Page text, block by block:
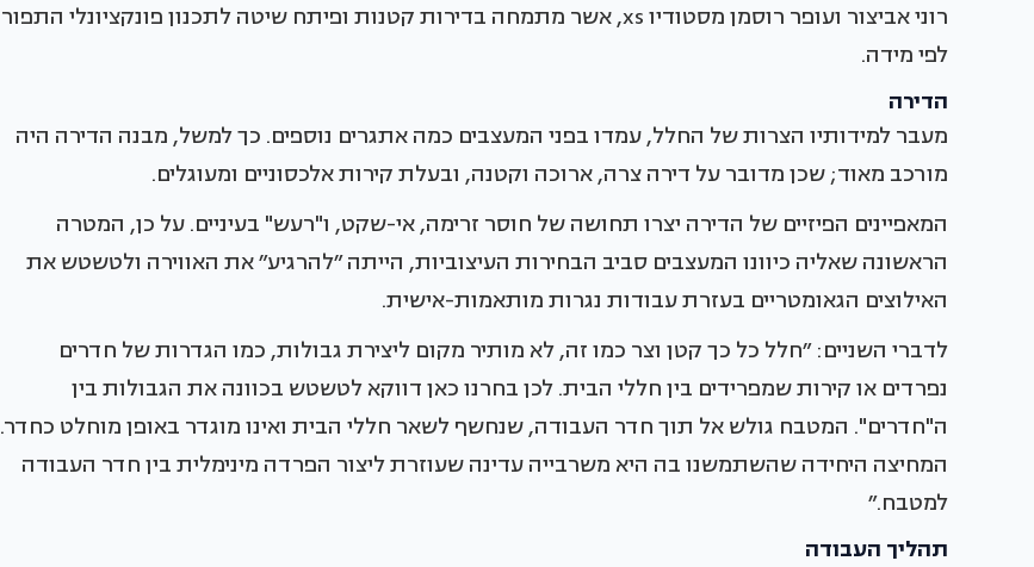
רוני אביצור ועופר רוסמן מסטודיו xs, אשר מתמחה בדירות קטנות ופיתח שיטה לתכנון פונקציונלי התפור
לפי מידה.
הדירה
מעבר למידותיו הצרות של החלל, עמדו בפני המעצבים כמה אתגרים נוספים. כך למשל, מבנה הדירה היה
מורכב מאוד; שכן מדובר על דירה צרה, ארוכה וקטנה, ובעלת קירות אלכסוניים ומעוגלים.
המאפיינים הפיזיים של הדירה יצרו תחושה של חוסר זרימה, אי-שקט, ו"רעש" בעיניים. על כן, המטרה
הראשונה שאליה כיוונו המעצבים סביב הבחירות העיצוביות, הייתה ״להרגיע״ את האווירה ולטשטש את
האילוצים הגאומטריים בעזרת עבודות נגרות מותאמות-אישית.
לדברי השניים: ״חלל כל כך קטן וצר כמו זה, לא מותיר מקום ליצירת גבולות, כמו הגדרות של חדרים
נפרדים או קירות שמפרידים בין חללי הבית. לכן בחרנו כאן דווקא לטשטש בכוונה את הגבולות בין
ה"חדרים". המטבח גולש אל תוך חדר העבודה, שנחשף לשאר חללי הבית ואינו מוגדר באופן מוחלט כחדר.
המחיצה היחידה שהשתמשנו בה היא משרבייה עדינה שעוזרת ליצור הפרדה מינימלית בין חדר העבודה
למטבח.״
תהליך העבודה